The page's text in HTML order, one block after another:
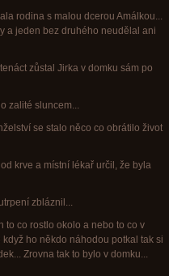
rodina s malou dcerou Amálkou...
a jeden bez druhého neudělal ani
zůstal Jirka v domku sám po
zalité sluncem...
se stalo něco co obrátilo život
krve a místní lékař určil, že byla
zbláznil...
to co rostlo okolo a nebo to co v
ho někdo náhodou potkal tak si
Zrovna tak to bylo v domku...